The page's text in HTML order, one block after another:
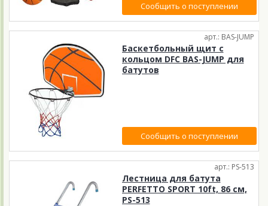
Сообщить о поступлении
арт.: BAS-JUMP
Баскетбольный щит с
кольцом DFC BAS-JUMP для
батутов
Сообщить о поступлении
арт.: PS-513
Лестница для батута
PERFETTO SPORT 10ft, 86 см,
PS-513